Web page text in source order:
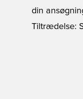
din
Tiltrædelse: